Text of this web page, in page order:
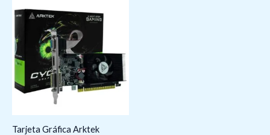
Tarjeta Gráfica Arktek